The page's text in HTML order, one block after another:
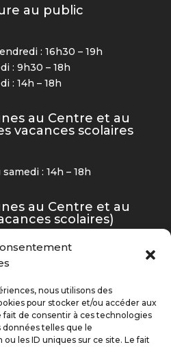
nous utilisons des
pour stocker et/ou accéder aux
fait de consentir à ces technologies
telles que le
les ID uniques sur ce site. Le fait
au public
: 16h30 – 19h
: 9h30 – 18h
: 14h – 18h
au Centre et au
vacances scolaires
: 14h – 18h
au Centre et au
scolaires)
: 16h30 – 19h
Jeunesse – Tous droits